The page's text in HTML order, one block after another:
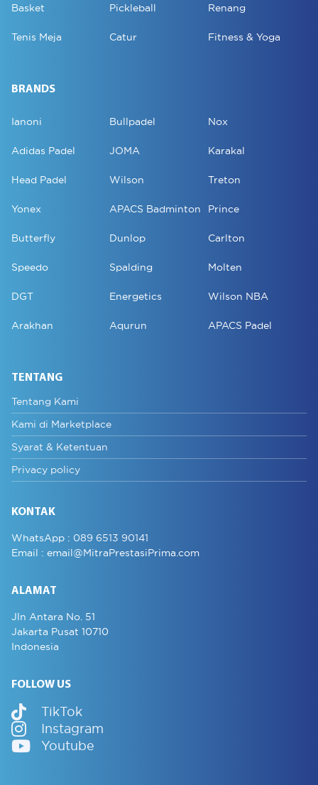
Basket Pickleball Renang
Tenis Meja Catur Fitness & Yoga
BRANDS
Ianoni Bullpadel Nox
Adidas Padel JOMA Karakal
Head Padel Wilson Treton
Yonex APACS Badminton Prince
Butterfly Dunlop Carlton
Speedo Spalding Molten
DGT Energetics Wilson NBA
Arakhan Aqurun APACS Padel
TENTANG
Tentang Kami
Kami di Marketplace
Syarat & Ketentuan
Privacy policy
KONTAK
WhatsApp : 089 6513 90141
Email : email@MitraPrestasiPrima.com
ALAMAT
Jln Antara No. 51
Jakarta Pusat 10710
Indonesia
FOLLOW US
TikTok
Instagram
Youtube